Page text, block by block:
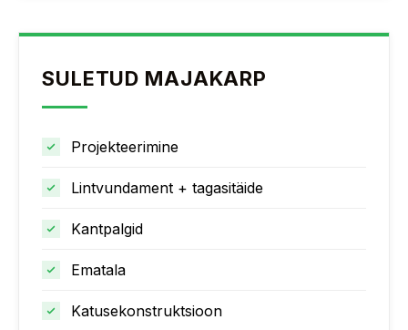
SULETUD MAJAKARP
Projekteerimine
Lintvundament + tagasitäide
Kantpalgid
Ematala
Katusekonstruktsioon